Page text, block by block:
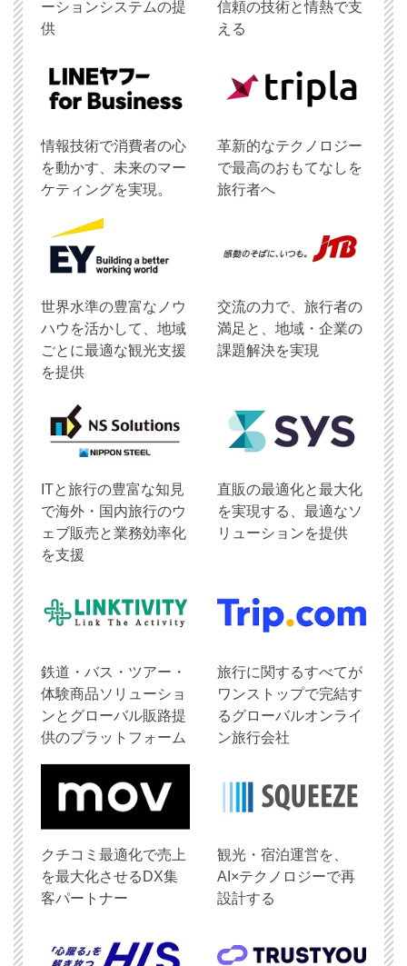
ーションシステムの提
供
信頼の技術と情熱で支
える
情報技術で消費者の心
を動かす、未来のマー
ケティングを実現。
革新的なテクノロジー
で最高のおもてなしを
旅行者へ
世界水準の豊富なノウ
ハウを活かして、地域
ごとに最適な観光支援
を提供
交流の力で、旅行者の
満足と、地域・企業の
課題解決を実現
ITと旅行の豊富な知見
で海外・国内旅行のウ
ェブ販売と業務効率化
を支援
直販の最適化と最大化
を実現する、最適なソ
リューションを提供
鉄道・バス・ツアー・
体験商品ソリューショ
ンとグローバル販路提
供のプラットフォーム
旅行に関するすべてが
ワンストップで完結す
るグローバルオンライ
ン旅行会社
クチコミ最適化で売上
を最大化させるDX集
客パートナー
観光・宿泊運営を、
AI×テクノロジーで再
設計する